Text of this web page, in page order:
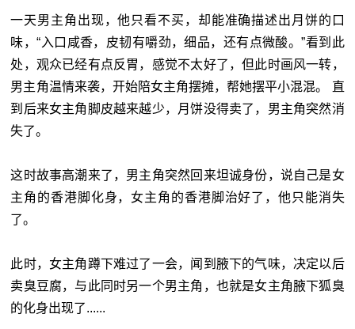
一天男主角出现，他只看不买，却能准确描述出月饼的口
味，“入口咸香，皮韧有嚼劲，细品，还有点微酸。”看到此
处，观众已经有点反胃，感觉不太好了，但此时画风一转，
男主角温情来袭，开始陪女主角摆摊，帮她摆平小混混。 直
到后来女主角脚皮越来越少，月饼没得卖了，男主角突然消
失了。
这时故事高潮来了，男主角突然回来坦诚身份，说自己是女
主角的香港脚化身，女主角的香港脚治好了，他只能消失
了。
此时，女主角蹲下难过了一会，闻到腋下的气味，决定以后
卖臭豆腐，与此同时另一个男主角，也就是女主角腋下狐臭
的化身出现了......